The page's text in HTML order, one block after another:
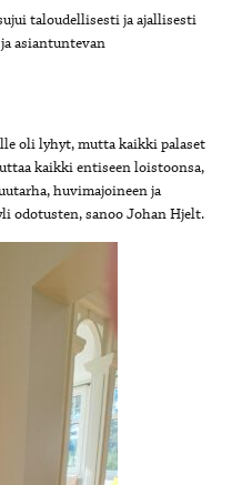
taloudellisesti ja ajallisesti
asiantuntevan
oli lyhyt, mutta kaikki palaset
kaikki entiseen loistoonsa,
huvimajoineen ja
odotusten, sanoo Johan Hjelt.